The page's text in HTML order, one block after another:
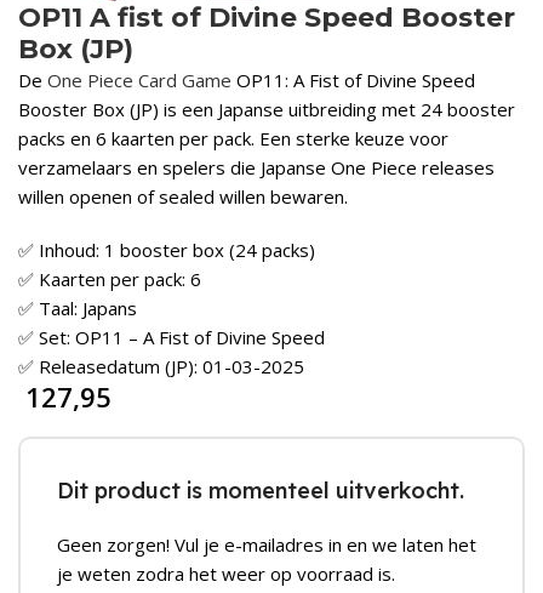
OP11 A fist of Divine Speed Booster
Box (JP)
De One Piece Card Game OP11: A Fist of Divine Speed
Booster Box (JP) is een Japanse uitbreiding met 24 booster
packs en 6 kaarten per pack. Een sterke keuze voor
verzamelaars en spelers die Japanse One Piece releases
willen openen of sealed willen bewaren.
✅ Inhoud: 1 booster box (24 packs)
✅ Kaarten per pack: 6
✅ Taal: Japans
✅ Set: OP11 – A Fist of Divine Speed
✅ Releasedatum (JP): 01-03-2025
127,95
Dit product is momenteel uitverkocht.
Geen zorgen! Vul je e-mailadres in en we laten het
je weten zodra het weer op voorraad is.